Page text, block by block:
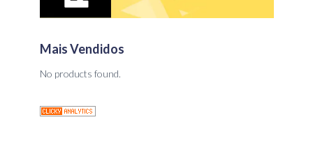
Mais Vendidos
No products found.